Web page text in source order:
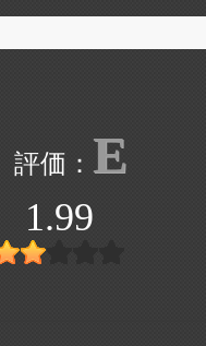
E
1.99